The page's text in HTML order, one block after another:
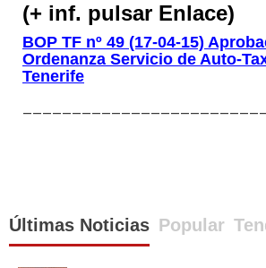
(+ inf. pulsar Enlace)
BOP TF nº 49 (17-04-15)
Ordenanza Servicio de Auto-
Tenerife
Últimas Noticias Popular